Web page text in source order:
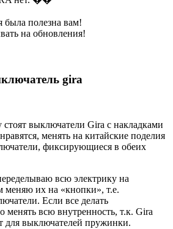
была полезна вам!
на обновления!
gira
выключатели Gira с накладками
менять на китайские поделия
фиксирующиеся в обеих
всю электрику на
меняю их на «кнопки», т.е.
Если все делать
менять всю внутренность, т.к. Gira
для выключателей пружинки.